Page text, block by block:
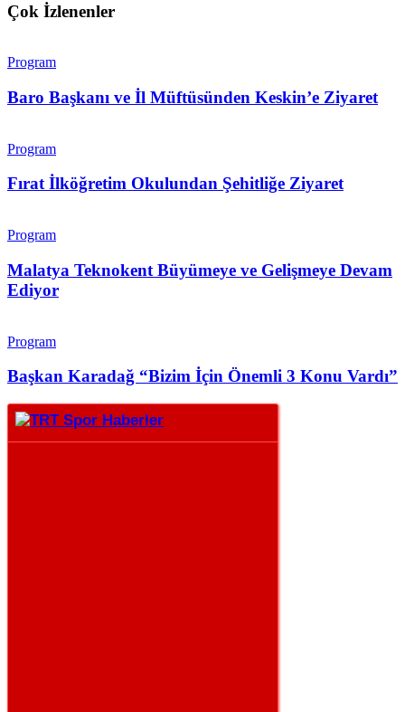
Çok İzlenenler
Program
Baro Başkanı ve İl Müftüsünden Keskin’e Ziyaret
Program
Fırat İlköğretim Okulundan Şehitliğe Ziyaret
Program
Malatya Teknokent Büyümeye ve Gelişmeye Devam
Ediyor
Program
Başkan Karadağ “Bizim İçin Önemli 3 Konu Vardı”